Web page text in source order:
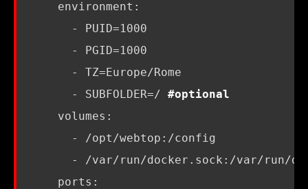
environment :
- PUID=1000
- PGID=1000
- TZ=Europe/Rome
- SUBFOLDER=/ #optional
volumes :
- /opt/webtop:/config
- /var/run/docker.sock:/var/run/
ports :